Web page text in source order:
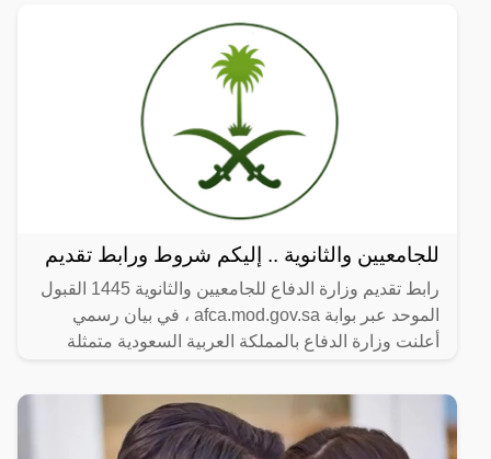
للجامعيين والثانوية .. إليكم شروط ورابط تقديم
رابط تقديم وزارة الدفاع للجامعيين والثانوية 1445 القبول
الموحد عبر بوابة afca.mod.gov.sa ، في بيان رسمي
أعلنت وزارة الدفاع بالمملكة العربية السعودية متمثلة